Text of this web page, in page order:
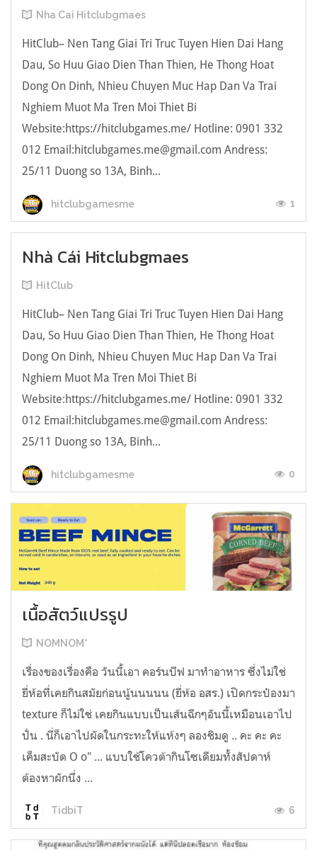
Nha Cai Hitclubgmaes
HitClub– Nen Tang Giai Tri Truc Tuyen Hien Dai Hang
Dau, So Huu Giao Dien Than Thien, He Thong Hoat
Dong On Dinh, Nhieu Chuyen Muc Hap Dan Va Trai
Nghiem Muot Ma Tren Moi Thiet Bi
Website:https://hitclubgames.me/ Hotline: 0901 332
012 Email:hitclubgames.me@gmail.com Andress:
25/11 Duong so 13A, Binh...
hitclubgamesme 1
Nhà Cái Hitclubgmaes
HitClub
HitClub– Nen Tang Giai Tri Truc Tuyen Hien Dai Hang
Dau, So Huu Giao Dien Than Thien, He Thong Hoat
Dong On Dinh, Nhieu Chuyen Muc Hap Dan Va Trai
Nghiem Muot Ma Tren Moi Thiet Bi
Website:https://hitclubgames.me/ Hotline: 0901 332
012 Email:hitclubgames.me@gmail.com Andress:
25/11 Duong so 13A, Binh...
hitclubgamesme 0
เนื้อสัตว์แปรรูป
NOMNOM*
เรื่องของเรื่องคือ วันนี้เอา คอร์นบีฟ มาทำอาหาร ซึ่งไม่ใช่
ยี่ห้อที่เคยกินสมัยก่อนนู้นนนนน (ยี่ห้อ อสร.) เปิดกระป๋องมา
texture ก็ไม่ใช่ เคยกินแบบเป็นเส้นฉีกๆอันนี้เหมือนเอาไป
ปั่น . นี่ก็เอาไปผัดในกระทะให้แห้งๆ ลองชิมดู .. คะ คะ คะ
เค็มสะบัด O o" ... แบบใช้โควต้ากินโซเดียมทั้งสัปดาห์
ต้องหาผักนึ่ง ...
TidbiT 6